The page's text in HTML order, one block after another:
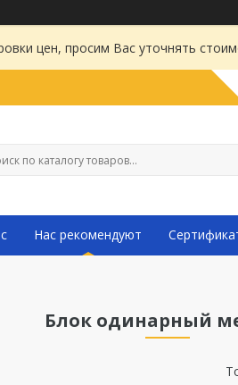
цен, просим Вас уточнять
Нас рекомендуют
Блок одинарный